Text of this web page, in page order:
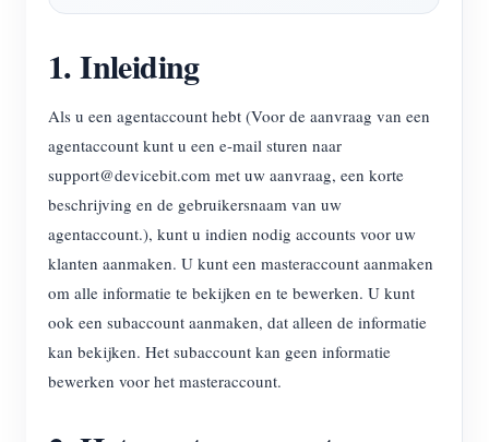
Toepassingen
Energiemonitor voor zonne-PV-systemen
Monitor voor elektriciteitsverbruik
PV-verwarmingsregelsysteem
Domotica
Energiemonitoring voor fabrieken
Winkel
Bronnen
Documentatie
Tutorialvideo
FAQ
Nieuws
Community
Contributorprogramma
Contributor Center
IAMMETER-activiteiten
Oplossingen
Contact
Over ons
1. Inleiding
Als u een agentaccount hebt (Voor de aanvraag van een
agentaccount kunt u een e-mail sturen naar
support@devicebit.com met uw aanvraag, een korte
beschrijving en de gebruikersnaam van uw
agentaccount.), kunt u indien nodig accounts voor uw
klanten aanmaken. U kunt een masteraccount aanmaken
om alle informatie te bekijken en te bewerken. U kunt
ook een subaccount aanmaken, dat alleen de informatie
kan bekijken. Het subaccount kan geen informatie
bewerken voor het masteraccount.